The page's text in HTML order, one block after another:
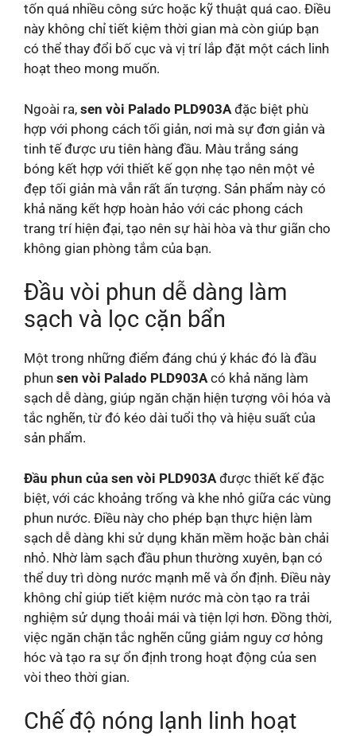
tốn quá nhiều công sức hoặc kỹ thuật quá cao. Điều
này không chỉ tiết kiệm thời gian mà còn giúp bạn
có thể thay đổi bố cục và vị trí lắp đặt một cách linh
hoạt theo mong muốn.
Ngoài ra, sen vòi Palado PLD903A đặc biệt phù
hợp với phong cách tối giản, nơi mà sự đơn giản và
tinh tế được ưu tiên hàng đầu. Màu trắng sáng
bóng kết hợp với thiết kế gọn nhẹ tạo nên một vẻ
đẹp tối giản mà vẫn rất ấn tượng. Sản phẩm này có
khả năng kết hợp hoàn hảo với các phong cách
trang trí hiện đại, tạo nên sự hài hòa và thư giãn cho
không gian phòng tắm của bạn.
Đầu vòi phun dễ dàng làm
sạch và lọc cặn bẩn
Một trong những điểm đáng chú ý khác đó là đầu
phun sen vòi Palado PLD903Acó khả năng làm
sạch dễ dàng, giúp ngăn chặn hiện tượng vôi hóa và
tắc nghẽn, từ đó kéo dài tuổi thọ và hiệu suất của
sản phẩm.
Đầu phun của sen vòi PLD903A được thiết kế đặc
biệt, với các khoảng trống và khe nhỏ giữa các vùng
phun nước. Điều này cho phép bạn thực hiện làm
sạch dễ dàng khi sử dụng khăn mềm hoặc bàn chải
nhỏ. Nhờ làm sạch đầu phun thường xuyên, bạn có
thể duy trì dòng nước mạnh mẽ và ổn định. Điều này
không chỉ giúp tiết kiệm nước mà còn tạo ra trải
nghiệm sử dụng thoải mái và tiện lợi hơn. Đồng thời,
việc ngăn chặn tắc nghẽn cũng giảm nguy cơ hỏng
hóc và tạo ra sự ổn định trong hoạt động của sen
vòi theo thời gian.
Chế độ nóng lạnh linh hoạt